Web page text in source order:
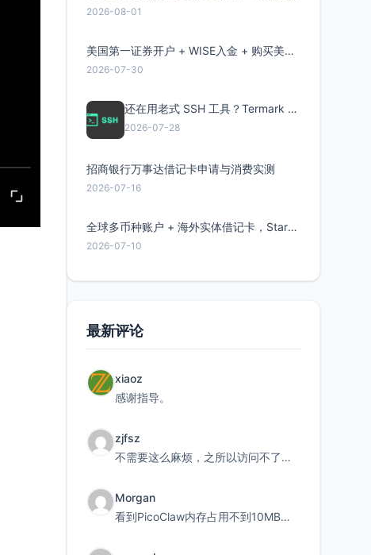
2026-08-01
美国第一证券开户 + WISE入金 + 购买美股全流程分享
2026-07-30
还在用老式 SSH 工具？Termark 新一代跨平台智能SSH客户端了解一下
2026-07-28
招商银行万事达借记卡申请与消费实测
2026-07-16
全球多币种账户 + 海外实体借记卡，Starryblu开户教程与注意事项
2026-07-10
最新评论
xiaoz
感谢指导。
zjfsz
不需要这么麻烦，之所以访问不了，是由于非对称路由的问题，在爱快主路由添加一条静态路由192.168.
Morgan
看到PicoClaw内存占用不到10MB这个数据真的很惊喜，确实很适合我这种想用旧设备折腾AI的小白